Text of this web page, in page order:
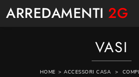
ARREDAMENTI 2G
VASI
HOME > ACCESSORI CASA >